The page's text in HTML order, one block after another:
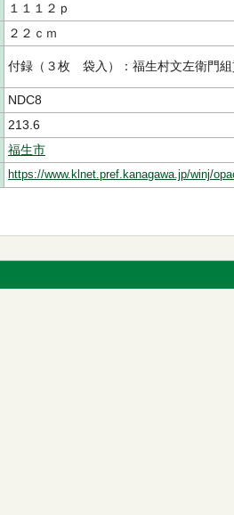
１１１２ｐ
２２ｃｍ
付録（３枚 袋入）：福生村文左衛門組
NDC8
213.6
福生市
https://www.klnet.pref.kanagawa.jp/winj/